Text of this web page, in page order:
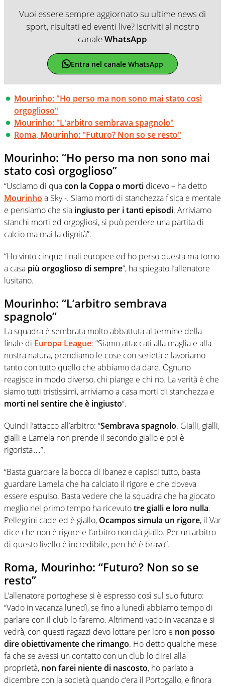
Vuoi essere sempre aggiornato su ultime news di
sport, risultati ed eventi live? Iscriviti al nostro
canaleWhatsApp
Entra nel canale WhatsApp
Mourinho: "Ho perso ma non sono mai stato così
orgoglioso"
Mourinho: "L'arbitro sembrava spagnolo"
Roma, Mourinho: "Futuro? Non so se resto"
Mourinho: “Ho perso ma non sono mai
stato così orgoglioso”
“Usciamo di quacon la Coppa o morti dicevo – ha detto
Mourinho a Sky -. Siamo morti di stanchezza fisica e mentale
e pensiamo che sia ingiusto per i tanti episodi. Arriviamo
stanchi morti ed orgogliosi, si può perdere una partita di
calcio ma mai la dignità”.
“Ho vinto cinque finali europee ed ho perso questa ma torno
a casa più orgoglioso di sempre“, ha spiegato l’allenatore
lusitano.
Mourinho: “L’arbitro sembrava
spagnolo”
La squadra è sembrata molto abbattuta al termine della
finale di Europa League: “Siamo attaccati alla maglia e alla
nostra natura, prendiamo le cose con serietà e lavoriamo
tanto con tutto quello che abbiamo da dare. Ognuno
reagisce in modo diverso, chi piange e chi no. La verità è che
siamo tutti tristissimi, arriviamo a casa morti di stanchezza e
morti nel sentire che è ingiusto“.
Quindi l’attacco all’arbitro: “Sembrava spagnolo. Gialli, gialli,
gialli e Lamela non prende il secondo giallo e poi è
rigorista…”.
“Basta guardare la bocca di Ibanez e capisci tutto, basta
guardare Lamela che ha calciato il rigore e che doveva
essere espulso. Basta vedere che la squadra che ha giocato
meglio nel primo tempo ha ricevutotre gialli e loro nulla.
Pellegrini cade ed è giallo, Ocampos simula un rigore, il Var
dice che non è rigore e l’arbitro non dà giallo. Per un arbitro
di questo livello è incredibile, perché è bravo”.
Roma, Mourinho: “Futuro? Non so se
resto”
L’allenatore portoghese si è espresso così sul suo futuro:
“Vado in vacanza lunedì, se fino a lunedì abbiamo tempo di
parlare con il club lo faremo. Altrimenti vado in vacanza e si
vedrà, con questi ragazzi devo lottare per loro e non posso
dire obiettivamente che rimango. Ho detto qualche mese
fa che se avessi un contatto con un club lo direi alla
proprietà, non farei niente di nascosto, ho parlato a
dicembre con la società quando c’era il Portogallo, e finora